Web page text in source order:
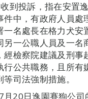
到投訴，指在安置
件中，有政府人員處
一名處長在格力犬安
另一公職人員及一名
檢察院建議及刑事
行公共職務，且所有
司法強制措施。
20日逸園賽狗公司